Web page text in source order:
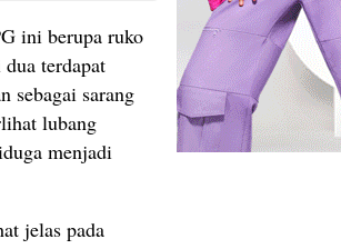
ini berupa ruko
terdapat
sebagai sarang
lubang
menjadi
jelas pada